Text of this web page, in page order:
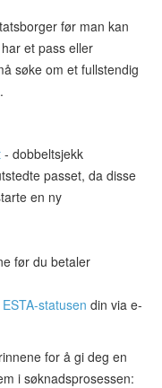
før man kan
et pass eller
søke om et fullstendig
- dobbeltsjekk
passet, da disse
en ny
før du betaler
ESTA-statusen din via e-
for å gi deg en
i søknadsprosessen: